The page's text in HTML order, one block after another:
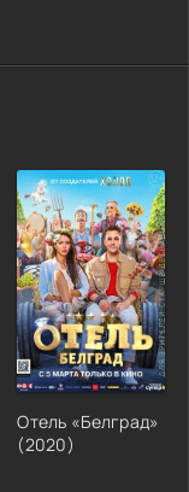
Отель «Белград»
(2020)